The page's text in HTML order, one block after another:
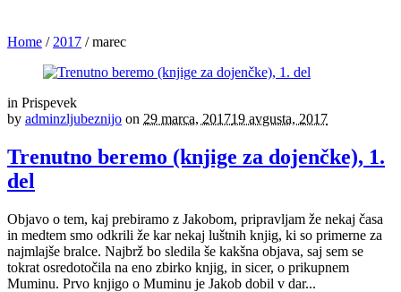
Home / 2017 /marec
in Prispevek
by adminzljubeznijo on 29 marca, 201719 avgusta, 2017
Trenutno beremo (knjige za dojenčke), 1.
del
Objavo o tem, kaj prebiramo z Jakobom, pripravljam že nekaj časa
in medtem smo odkrili že kar nekaj luštnih knjig, ki so primerne za
najmlajše bralce. Najbrž bo sledila še kakšna objava, saj sem se
tokrat osredotočila na eno zbirko knjig, in sicer, o prikupnem
Muminu. Prvo knjigo o Muminu je Jakob dobil v dar...